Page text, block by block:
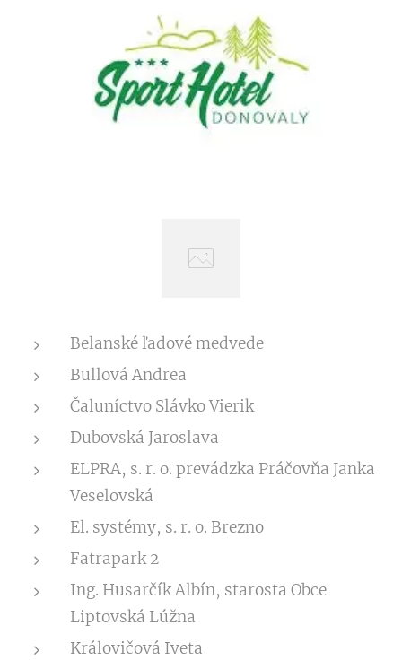
Belanské ľadové medvede
Bullová Andrea
Čaluníctvo Slávko Vierik
Dubovská Jaroslava
ELPRA, s. r. o. prevádzka Práčovňa Janka
Veselovská
El. systémy, s. r. o. Brezno
Fatrapark 2
Ing. Husarčík Albín, starosta Obce
Liptovská Lúžna
Královičová Iveta